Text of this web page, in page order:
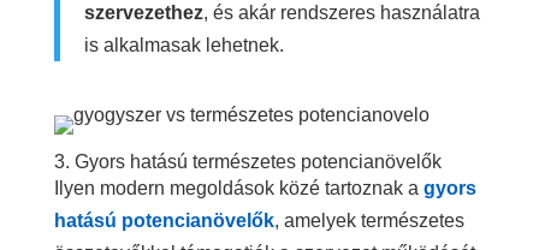
szervezethez, és akár rendszeres használatra
is alkalmasak lehetnek.
3. Gyors hatású természetes potencianövelők
Ilyen modern megoldások közé tartoznak a gyors
hatású potencianövelők, amelyek természetes